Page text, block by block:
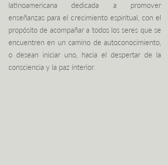
latinoamericana dedicada a promover
enseñanzas para el crecimiento espiritual, con el
propósito de acompañar a todos los seres que se
encuentren en un camino de autoconocimiento,
o desean iniciar uno, hacia el despertar de la
consciencia y la paz interior.